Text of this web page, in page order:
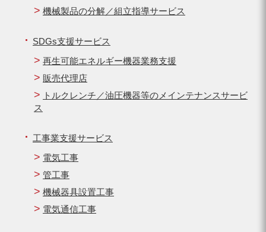
機械製品の分解／組立指導サービス
SDGs支援サービス
再生可能エネルギー機器業務支援
販売代理店
トルクレンチ／油圧機器等のメインテナンスサービ
ス
工事業支援サービス
電気工事
管工事
機械器具設置工事
電気通信工事